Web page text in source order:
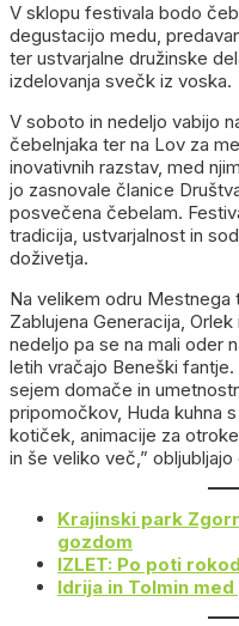
V sklopu festivala bodo
degustacijo medu,
ter ustvarjalne družinske
izdelovanja svečk iz voska.
V soboto in nedeljo vabijo
čebelnjaka ter na Lov za
inovativnih razstav, med
jo zasnovale članice
posvečena čebelam.
tradicija, ustvarjalnost in
doživetja.
Na velikem odru
Zablujena Generacija,
nedeljo pa se na mali oder
letih vračajo Beneški
sejem domače in
pripomočkov, Huda kuhna
kotiček, animacije za
in še veliko več,” obljubljajo
Krajinski park
gozdom
IZLET: Po poti
Idrija in Tolmin